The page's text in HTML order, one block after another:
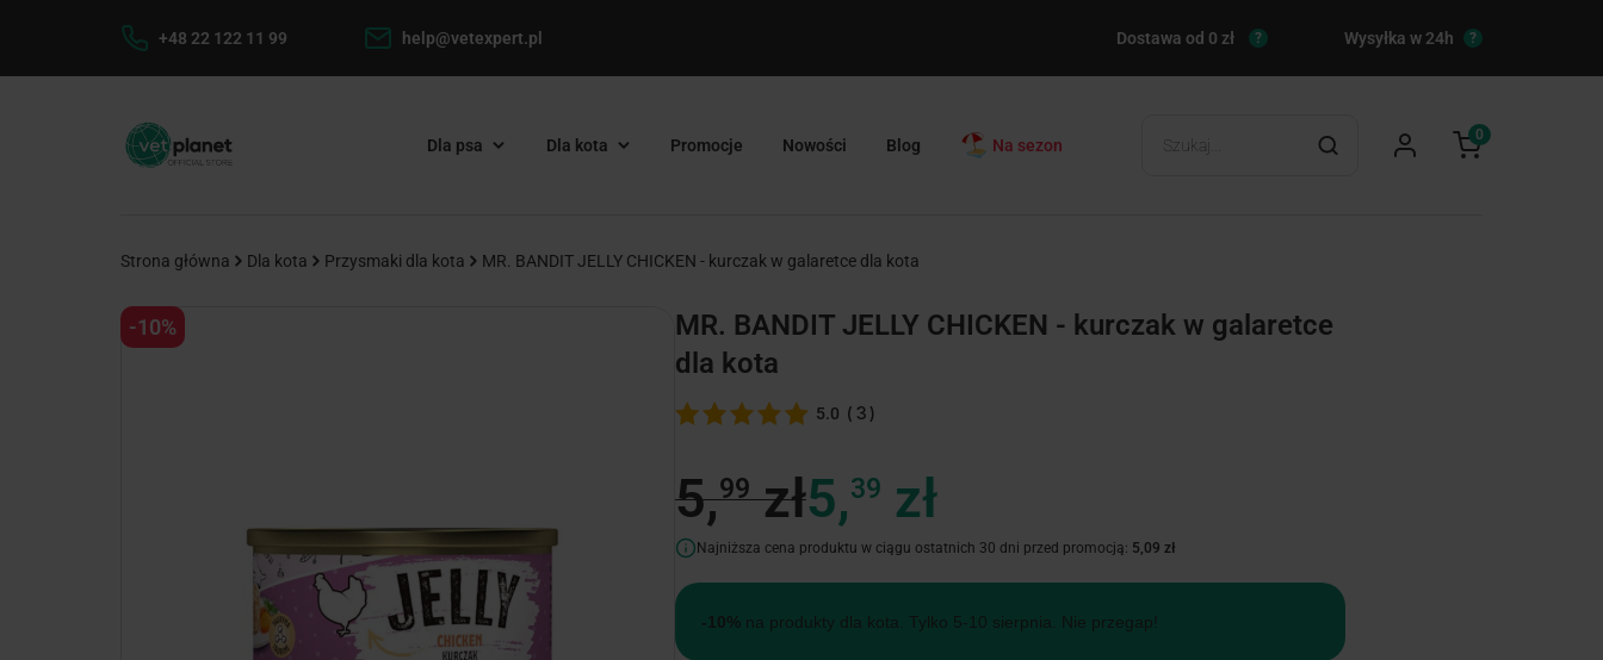
+48 22 122 11 99 help@vetexpert.pl Dostawa od 0 zł ? Wysyłka w 24h ?
Dla psa Dla kota Promocje Nowości Blog Na sezon
0
Strona główna Dla kota Przysmaki dla kota MR. BANDIT JELLY CHICKEN - kurczak w galaretce dla kota
-10%
MR. BANDIT JELLY CHICKEN - kurczak w galaretce
dla kota
5.0 ( 3 )
5,99zł5,39 zł
Najniższa cena produktu w ciągu ostatnich 30 dni przed promocją: 5,09 zł
-10%na produkty dla kota. Tylko 5-10 sierpnia. Nie przegap!